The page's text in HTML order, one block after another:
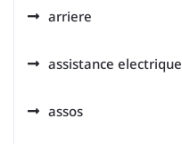
arriere
assistance electrique
assos